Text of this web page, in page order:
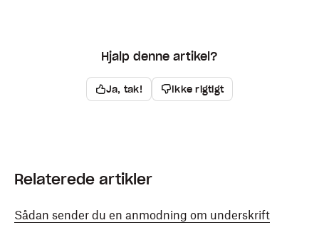
Hjalp denne artikel?
Ja, tak! Ikke rigtigt
Relaterede artikler
Sådan sender du en anmodning om underskrift